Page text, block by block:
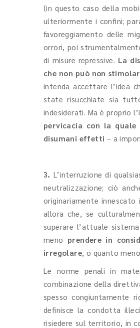
(in questo caso della
ulteriormente i confini;
favoreggiamento delle
orrori, poi
di misure repressive. La
che non può non
intenda accettare l’idea
state risucchiate sia
indesiderati. Ma è proprio
pervicacia con la
disumani effetti – a
3. L’interruzione di
neutralizzazione; ciò
originariamente
allora che, se
superare l’attuale
meno prendere in
irregolare, o quanto
Le norme penali in
combinazione della
spesso congiuntamente
definisce la condotta
risiedere sul territorio, in